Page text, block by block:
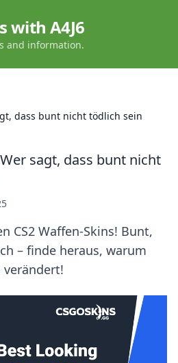
with A4J6
and information.
dass bunt nicht tödlich sein
sagt, dass bunt nicht
CS2 Waffen-Skins! Bunt,
– finde heraus, warum
verändert!